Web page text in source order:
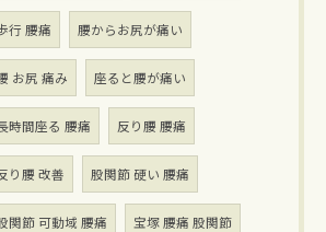
行 腰痛 腰からお尻が痛い
お尻 痛み 座ると腰が痛い
時間座る 腰痛 反り腰 腰痛
り腰 改善 股関節 硬い 腰痛
関節 可動域 腰痛 宝塚 腰痛 股関節